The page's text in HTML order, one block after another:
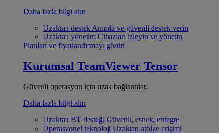
Daha fazla bilgi alın
Uzaktan destek Anında ve güvenli destek verin
Uzaktan yönetim Cihazları izleyin ve yönetin
Planları ve fiyatlandırmayı görün
Kurumsal TeamViewer Tensor
Güvenli operasyon için uzak bağlantılar.
Daha fazla bilgi alın
Uzaktan BT desteği Güvenli, esnek, entegre
Operasyonel teknoloji Uzaktan atölye erişimi